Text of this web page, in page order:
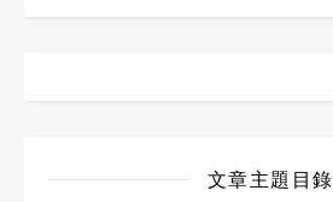
文章主題目錄